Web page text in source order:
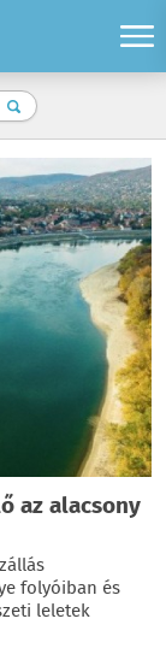
az alacsony
folyóiban és
leletek